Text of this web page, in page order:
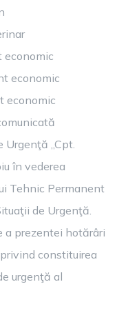
economic
economic
economic
Urgenţă „Cpt.
în vederea
Tehnic Permanent
de Urgenţă.
a prezentei hotărâri
constituirea
urgenţă al